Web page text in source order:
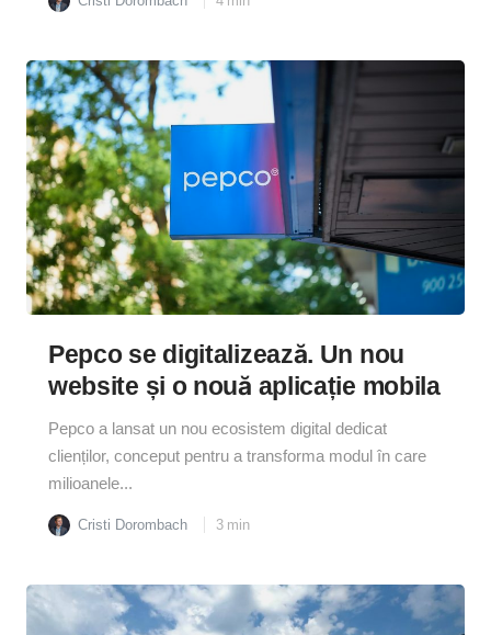
Pepco se digitalizează. Un nou
website și o nouă aplicație mobila
Pepco a lansat un nou ecosistem digital dedicat
clienților, conceput pentru a transforma modul în care
milioanele...
Cristi Dorombach 3 min